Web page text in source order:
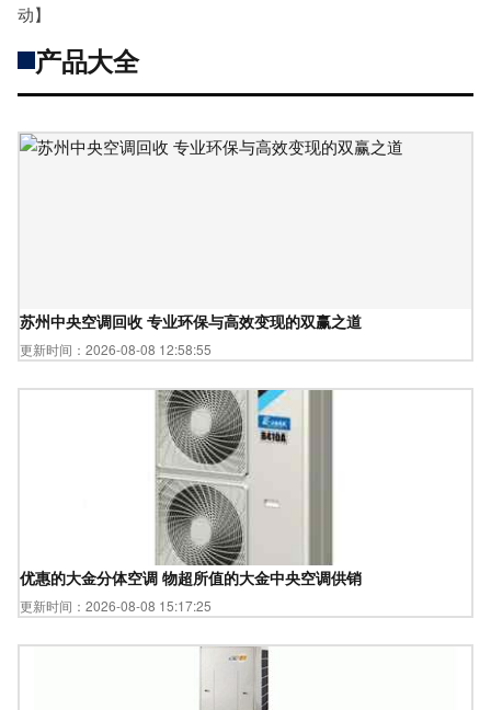
动】
产品大全
苏州中央空调回收 专业环保与高效变现的双赢之道
更新时间：2026-08-08 12:58:55
优惠的大金分体空调 物超所值的大金中央空调供销
更新时间：2026-08-08 15:17:25